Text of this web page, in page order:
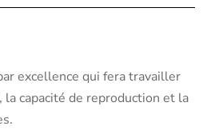
excellence qui fera travailler
la capacité de reproduction et la